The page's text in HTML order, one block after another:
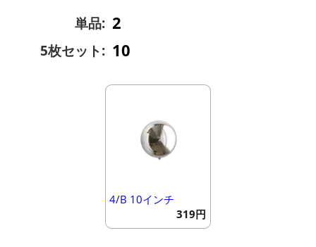
単品: 2
5枚セット: 10
4/B 10インチ
319円